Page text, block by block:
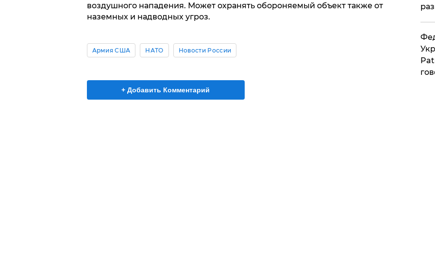
воздушного нападения. Может охранять обороняемый объект также от
наземных и надводных угроз.
Армия США НАТО Новости России
+ Добавить Комментарий